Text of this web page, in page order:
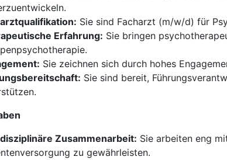
Sie sind Facharzt (m/w/d) für
Erfahrung: Sie bringen
Sie zeichnen sich durch hohes
Sie sind bereit,
Zusammenarbeit: Sie arbeiten eng
zu gewährleisten.